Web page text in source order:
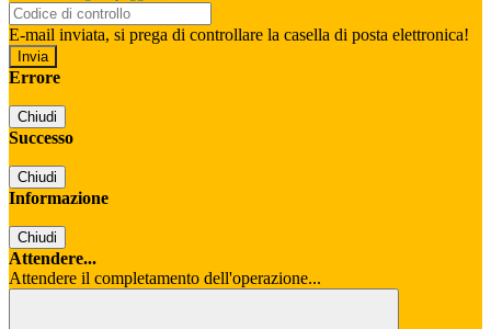
E-mail inviata, si prega di controllare la casella di posta elettronica!
Errore
Chiudi
Successo
Chiudi
Informazione
Chiudi
Attendere...
Attendere il completamento dell'operazione...